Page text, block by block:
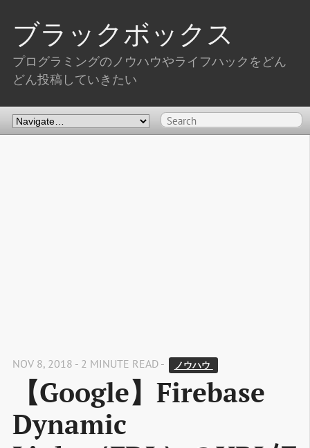
ブラックボックス
プログラミングのノウハウやライフハックをどん
どん投稿していきたい
NOV 8, 2018 - 2 MINUTE READ - ノウハウ
【Google】Firebase
Dynamic